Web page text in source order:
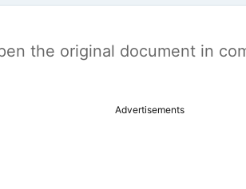
the original document in
Advertisements